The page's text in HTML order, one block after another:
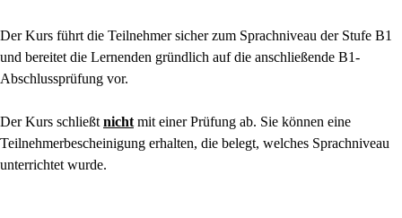
Der Kurs führt die Teilnehmer sicher zum Sprachniveau der Stufe B1
und bereitet die Lernenden gründlich auf die anschließende B1-
Abschlussprüfung vor.
Der Kurs schließt nicht mit einer Prüfung ab. Sie können eine
Teilnehmerbescheinigung erhalten, die belegt, welches Sprachniveau
unterrichtet wurde.